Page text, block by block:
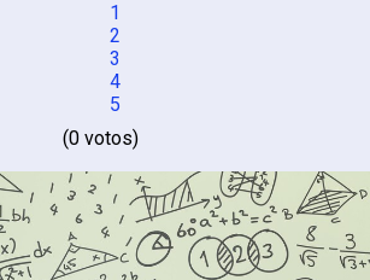
1
2
3
4
5
(0 votos)